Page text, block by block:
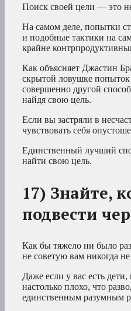
Поиск своей цели — это
На самом деле, попытки
и подобные тактики на
крайне
Как объясняет Джастин
скрытой ловушке попыток
совершенно другой
найдя свою цель.
Если вы застряли в
чувствовать себя
Единственный лучший
найти свою цель.
17) Знайте,
подвести
Как бы тяжело ни было
не советую вам никогда
Даже если у вас есть дети,
настолько плохо, что
единственным разумным